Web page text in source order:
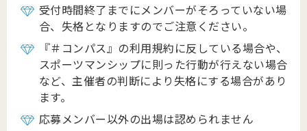
受付時間終了までにメンバーがそろっていない場
合、失格となりますのでご注意ください。
『＃コンパス』の利用規約に反している場合や、
スポーツマンシップに則った行動が行えない場合
など、主催者の判断により失格にする場合があり
ます。
応募メンバー以外の出場は認められません